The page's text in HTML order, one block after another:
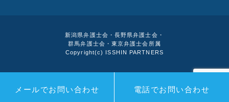
新潟県弁護士会・長野県弁護士会・
群馬弁護士会・東京弁護士会所属
Copyright(c) ISSHIN PARTNERS
メールでお問い合わせ 電話でお問い合わせ